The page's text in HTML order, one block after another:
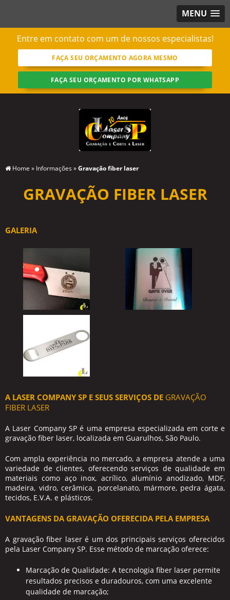
MENU
Entre em contato com um de nossos especialistas!
FAÇA SEU ORÇAMENTO AGORA MESMO
FAÇA SEU ORÇAMENTO POR WHATSAPP
Home » Informações »Gravação fiber laser
GRAVAÇÃO FIBER LASER
GALERIA
A LASER COMPANY SP E SEUS SERVIÇOS DE GRAVAÇÃO
FIBER LASER
A Laser Company SP é uma empresa especializada em corte e
gravação fiber laser, localizada em Guarulhos, São Paulo.
Com ampla experiência no mercado, a empresa atende a uma
variedade de clientes, oferecendo serviços de qualidade em
materiais como aço inox, acrílico, alumínio anodizado, MDF,
madeira, vidro, cerâmica, porcelanato, mármore, pedra ágata,
tecidos, E.V.A. e plásticos.
VANTAGENS DA GRAVAÇÃO OFERECIDA PELA EMPRESA
A gravação fiber laseré um dos principais serviços oferecidos
pela Laser Company SP. Esse método de marcação oferece:
Marcação de Qualidade: A tecnologia fiber laser permite
resultados precisos e duradouros, com uma excelente
qualidade de marcação;